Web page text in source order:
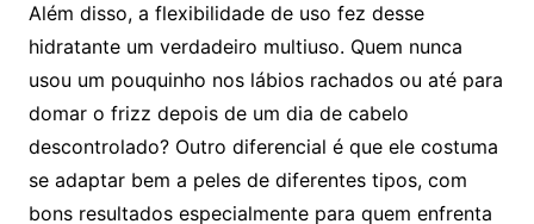
Além disso, a flexibilidade de uso fez desse
hidratante um verdadeiro multiuso. Quem nunca
usou um pouquinho nos lábios rachados ou até para
domar o frizz depois de um dia de cabelo
descontrolado? Outro diferencial é que ele costuma
se adaptar bem a peles de diferentes tipos, com
bons resultados especialmente para quem enfrenta